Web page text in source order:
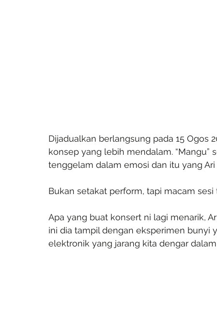
Dijadualkan berlangsung pada 15 Ogos
konsep yang lebih mendalam.
tenggelam dalam emosi dan itu yang
Bukan setakat perform, tapi macam
Apa yang buat konsert ni lagi menarik,
ini dia tampil dengan eksperimen bunyi
elektronik yang jarang kita dengar